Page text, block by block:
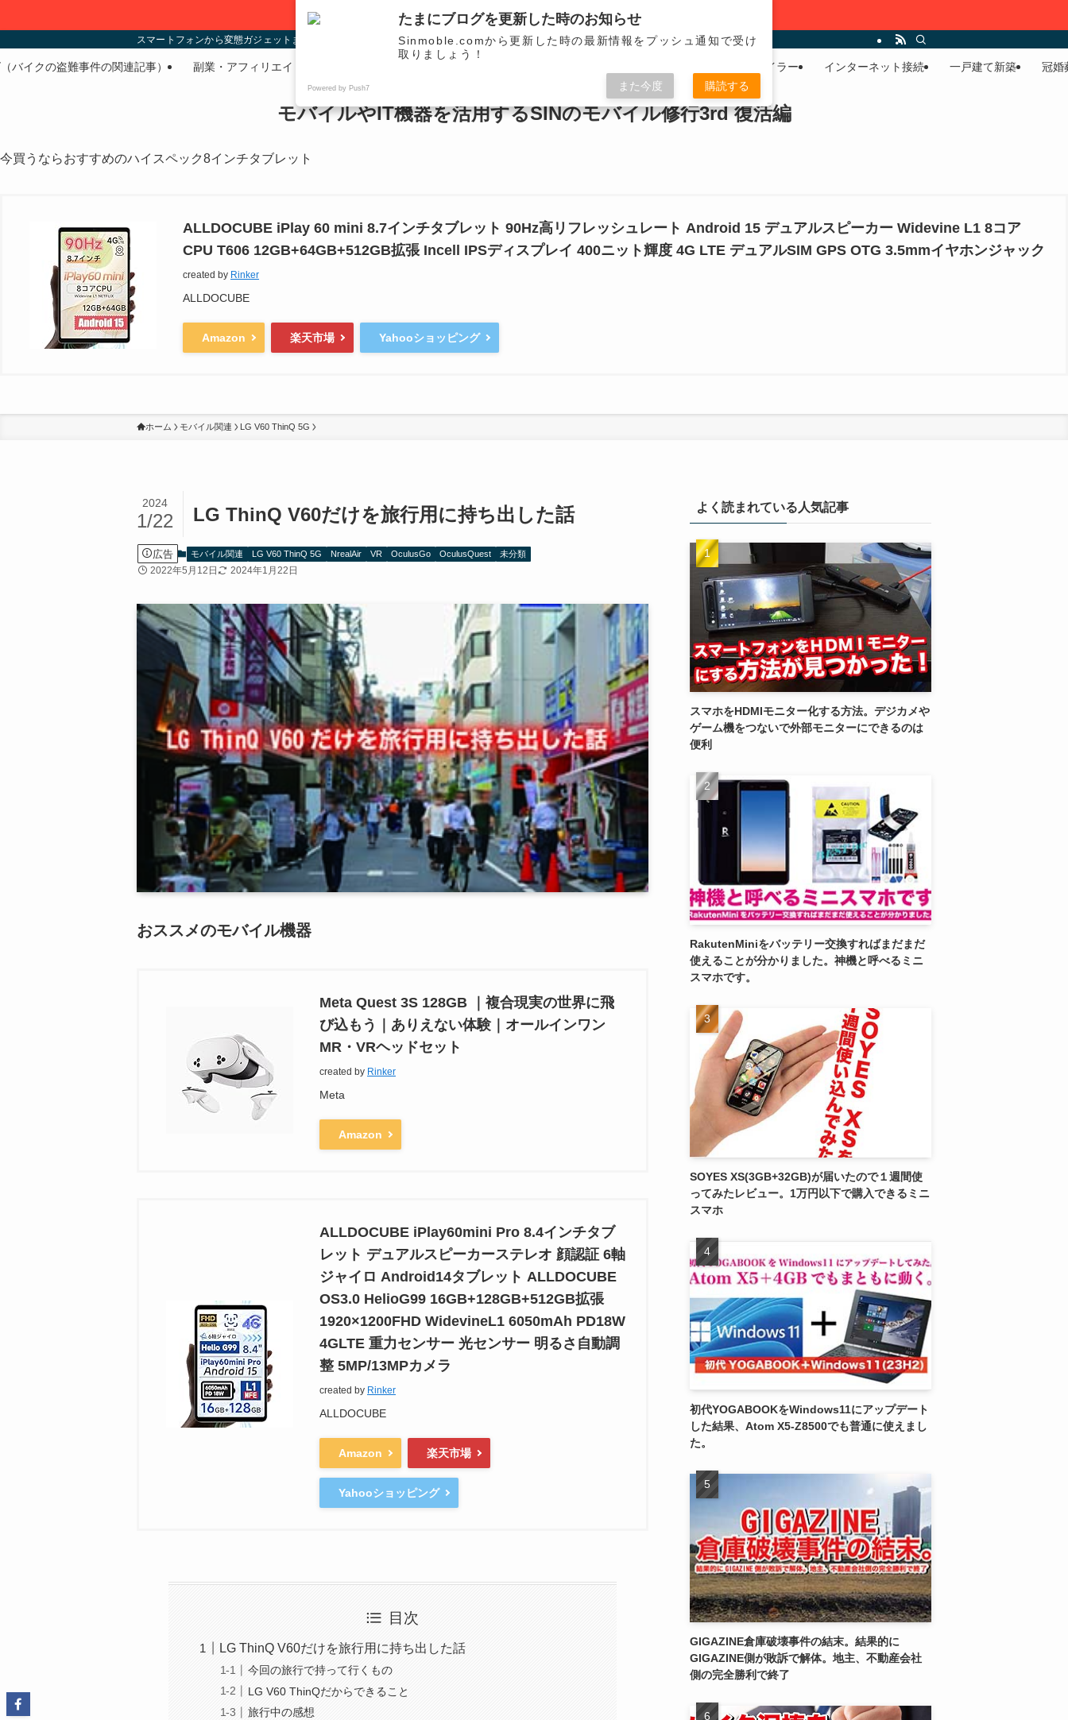
サイトデザインをリニューアルしました。
スマートフォンから変態ガジェットまであらゆるモバイル端末を取り扱います。
モバイルやIT機器を活用するSINのモバイル修行3rd 復活編
バイクの盗難事件の関連記事） 副業・アフィリエイト ミニマリストモバイラー インターネット接続 一戸建て新築 冠婚
今買うならおすすめのハイスペック8インチタブレット
ALLDOCUBE iPlay 60 mini 8.7インチタブレット 90Hz高リフレッシュレート Android 15 デュアルスピーカー Widevine L1 8コア
CPU T606 12GB+64GB+512GB拡張 Incell IPSディスプレイ 400ニット輝度 4G LTE デュアルSIM GPS OTG 3.5mmイヤホンジャック
created by Rinker
ALLDOCUBE
Amazon 楽天市場 Yahooショッピング
ホーム モバイル関連 LG V60 ThinQ 5G
LG ThinQ V60だけを旅行用に持ち出した話
2024
1/22
広告 モバイル関連 LG V60 ThinQ 5G NrealAir VR OculusGo OculusQuest 未分類
2022年5月12日 2024年1月22日
おススメのモバイル機器
Meta Quest 3S 128GB ｜複合現実の世界に飛
び込もう｜ありえない体験｜オールインワン
MR・VRヘッドセット
created by Rinker
Meta
Amazon
ALLDOCUBE iPlay60mini Pro 8.4インチタブ
レット デュアルスピーカーステレオ 顔認証 6軸
ジャイロ Android14タブレット ALLDOCUBE
OS3.0 HelioG99 16GB+128GB+512GB拡張
1920×1200FHD WidevineL1 6050mAh PD18W
4GLTE 重力センサー 光センサー 明るさ自動調
整 5MP/13MPカメラ
created by Rinker
ALLDOCUBE
Amazon 楽天市場
Yahooショッピング
目次
LG ThinQ V60だけを旅行用に持ち出した話
今回の旅行で持って行くもの
LG V60 ThinQだからできること
旅行中の感想
よく読まれている人気記事
スマホをHDMIモニター化する方法。デジカメや
ゲーム機をつないで外部モニターにできるのは
便利
RakutenMiniをバッテリー交換すればまだまだ
使えることが分かりました。神機と呼べるミニ
スマホです。
SOYES XS(3GB+32GB)が届いたので１週間使
ってみたレビュー。1万円以下で購入できるミニ
スマホ
初代YOGABOOKをWindows11にアップデート
した結果、Atom X5-Z8500でも普通に使えまし
た。
GIGAZINE倉庫破壊事件の結末。結果的に
GIGAZINE側が敗訴で解体。地主、不動産会社
側の完全勝利で終了
たまにブログを更新した時のお知らせ
Sinmoble.comから更新した時の最新情報をプッシュ通知で受け
取りましょう！
Powered by Push7 また今度 購読する